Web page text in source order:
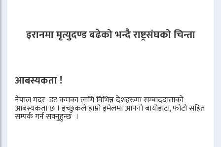
इरानमा मृत्युदण्ड बढेको भन्दै राष्ट्रसंघको चिन्ता
आबस्यकता !
नेपाल मदर डट कमका लागि विभिन्न देशहरुमा सम्बाददाताको
आबस्यकता छ । इच्छुकले हाम्रो इमेलमा आफ्नो बायोडाटा, फोटो सहित
सम्पर्क गर्न सक्नुहुन्छ ।